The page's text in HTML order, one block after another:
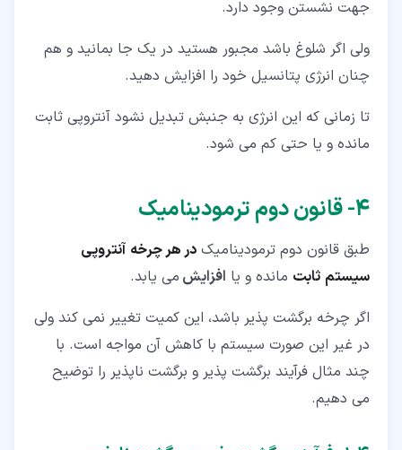
جهت نشستن وجود دارد.
ولی اگر شلوغ باشد مجبور هستید در یک جا بمانید و هم
چنان انرژی پتانسیل خود را افزایش دهید.
تا زمانی که این انرژی به جنبش تبدیل نشود آنتروپی ثابت
مانده و یا حتی کم می شود.
۴‏- قانون دوم ترمودینامیک
طبق قانون دوم ترمودینامیک در هر چرخه آنتروپی
سیستم ثابت مانده و یا افزایش می یابد.
اگر چرخه برگشت پذیر باشد، این کمیت تغییر نمی کند ولی
در غیر این صورت سیستم با کاهش آن مواجه است. با
چند مثال فرآیند برگشت پذیر و برگشت ناپذیر را توضیح
می دهیم.